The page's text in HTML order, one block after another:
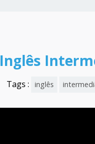
Inglês
Tags : inglês